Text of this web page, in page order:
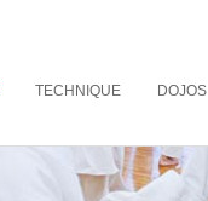
TECHNIQUE DOJOS